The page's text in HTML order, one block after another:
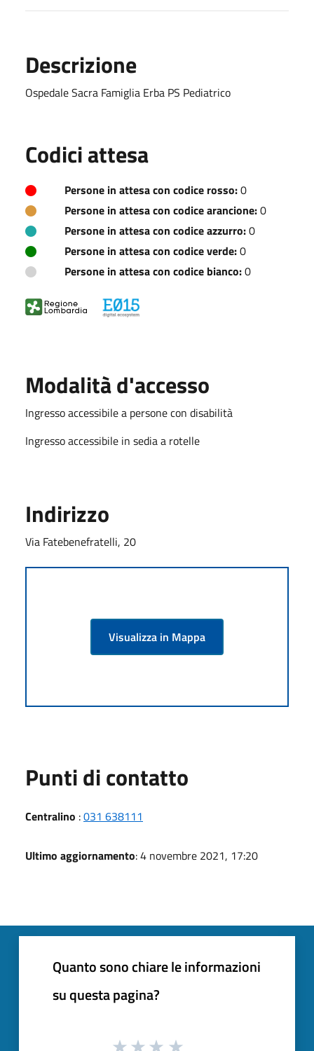
Descrizione
Ospedale Sacra Famiglia Erba PS Pediatrico
Codici attesa
Persone in attesa con codice rosso:0
Persone in attesa con codice arancione:0
Persone in attesa con codice azzurro:0
Persone in attesa con codice verde:0
Persone in attesa con codice bianco:0
Modalità d'accesso
Ingresso accessibile a persone con disabilità
Ingresso accessibile in sedia a rotelle
Indirizzo
Via Fatebenefratelli, 20
Visualizza in Mappa
Punti di contatto
Centralino :031 638111
Ultimo aggiornamento: 4 novembre 2021, 17:20
Quanto sono chiare le informazioni
su questa pagina?